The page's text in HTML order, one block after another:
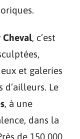
, c’est
et galeries
d’ailleurs. Le
, à une
dans la
de 150 000